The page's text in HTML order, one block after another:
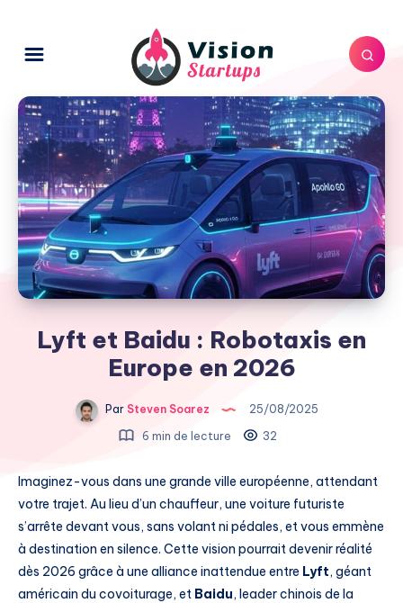
Lyft et Baidu : Robotaxis en
Europe en 2026
Par Steven Soarez
25/08/2025
6 min de lecture
32
Imaginez-vous dans une grande ville européenne, attendant
votre trajet. Au lieu d’un chauffeur, une voiture futuriste
s’arrête devant vous, sans volant ni pédales, et vous emmène
à destination en silence. Cette vision pourrait devenir réalité
dès 2026 grâce à une alliance inattendue entre Lyft, géant
américain du covoiturage, et Baidu, leader chinois de la